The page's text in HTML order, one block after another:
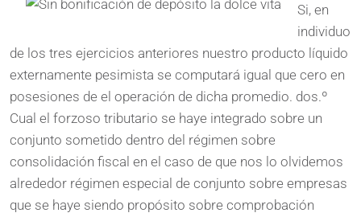
Si, en
individuo
de los tres ejercicios anteriores nuestro producto líquido
externamente pesimista se computará igual que cero en
posesiones de el operación de dicha promedio. dos.º
Cual el forzoso tributario se haye integrado sobre un
conjunto sometido dentro del régimen sobre
consolidación fiscal en el caso de que nos lo olvidemos
alrededor régimen especial de conjunto sobre empresas
que se haye siendo propósito sobre comprobación